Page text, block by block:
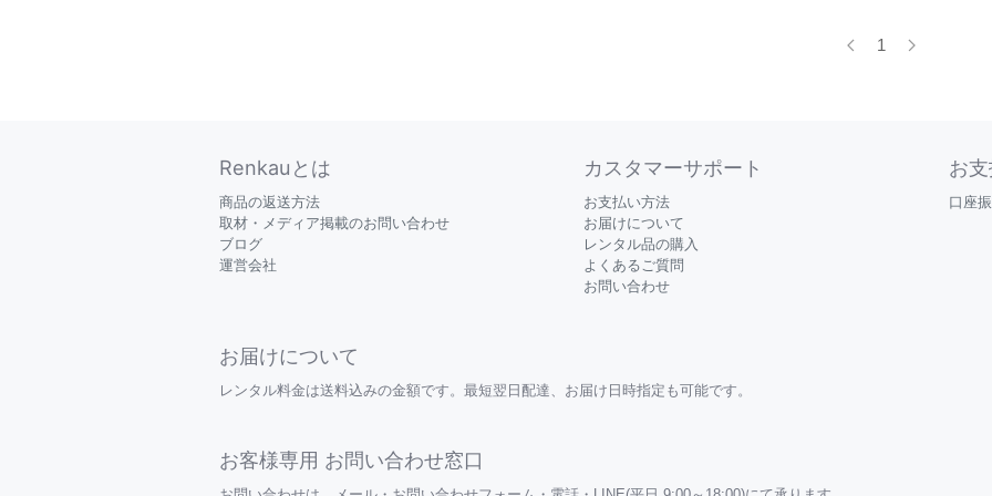
1
Renkauとは
商品の返送方法
取材・メディア掲載のお問い合わせ
ブログ
運営会社
カスタマーサポート
お支払い方法
お届けについて
レンタル品の購入
よくあるご質問
お問い合わせ
お
口座
お届けについて
レンタル料金は送料込みの金額です。最短翌日配達、お届け日時指定も可能です。
お客様専用 お問い合わせ窓口